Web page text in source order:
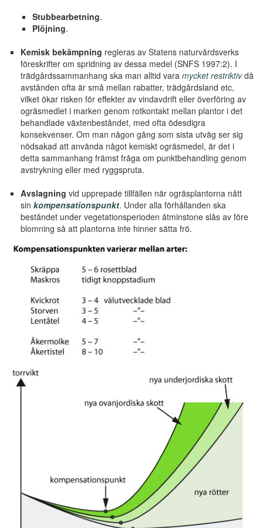
Stubbearbetning.
Plöjning.
Kemisk bekämpning regleras av Statens naturvårdsverks
föreskrifter om spridning av dessa medel (SNFS 1997:2). I
trädgårdssammanhang ska man alltid vara mycket restriktivdå
avstånden ofta är små mellan rabatter, trädgårdsland etc,
vilket ökar risken för effekter av vindavdrift eller överföring av
ogräsmedlet i marken genom rotkontakt mellan plantor i det
behandlade växtenbeståndet, med ofta ödesdigra
konsekvenser. Om man någon gång som sista utväg ser sig
nödsakad att använda något kemiskt ogräsmedel, är det i
detta sammanhang främst fråga om punktbehandling genom
avstrykning eller med ryggspruta.
Avslagning vid upprepade tillfällen när ogräsplantorna nått
sin kompensationspunkt. Under alla förhållanden ska
beståndet under vegetationsperioden åtminstone slås av före
blomning så att plantorna inte hinner sätta frö.